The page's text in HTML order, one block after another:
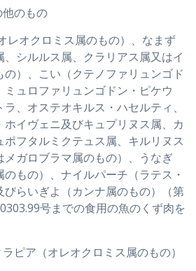
他のもの
レオクロミス属のもの）、なまず
、シルルス属、クラリアス属又はイ
の）、こい（クテノファリュンゴド
ミュロファリュンゴドン・ピケウ
、オステオキルス・ハセルティ、
ホイヴェニ及びキュプリヌス属、カ
ポフタルミクテュス属、キルリヌス
メガロブラマ属のもの）、うなぎ
のもの）、ナイルパーチ（ラテス・
びらいぎよ（カンナ属のもの）（第
号までの食用の魚のくず肉を
ラピア（オレオクロミス属のもの）